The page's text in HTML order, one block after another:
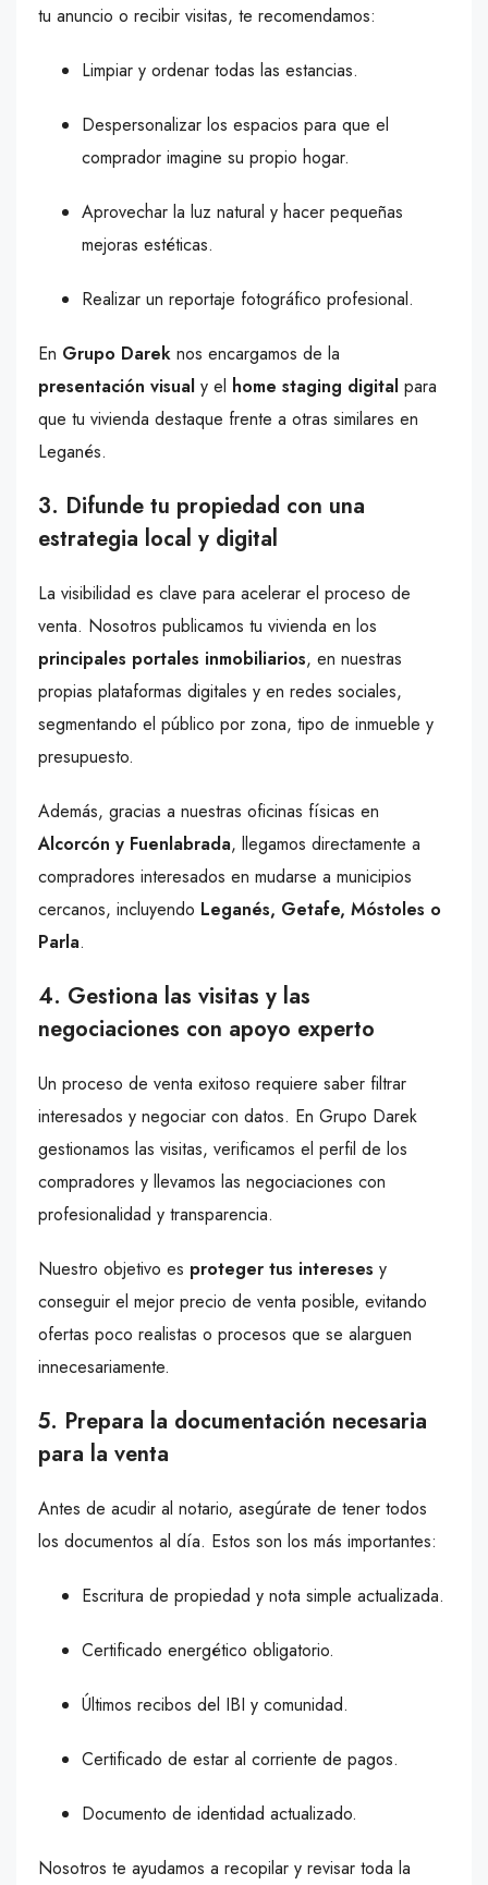
tu anuncio o recibir visitas, te recomendamos:
Limpiar y ordenar todas las estancias.
Despersonalizar los espacios para que el
comprador imagine su propio hogar.
Aprovechar la luz natural y hacer pequeñas
mejoras estéticas.
Realizar un reportaje fotográfico profesional.
En Grupo Darek nos encargamos de la
presentación visual y el home staging digital para
que tu vivienda destaque frente a otras similares en
Leganés.
3. Difunde tu propiedad con una
estrategia local y digital
La visibilidad es clave para acelerar el proceso de
venta. Nosotros publicamos tu vivienda en los
principales portales inmobiliarios, en nuestras
propias plataformas digitales y en redes sociales,
segmentando el público por zona, tipo de inmueble y
presupuesto.
Además, gracias a nuestras oficinas físicas en
Alcorcón y Fuenlabrada, llegamos directamente a
compradores interesados en mudarse a municipios
cercanos, incluyendo Leganés, Getafe, Móstoles o
Parla.
4. Gestiona las visitas y las
negociaciones con apoyo experto
Un proceso de venta exitoso requiere saber filtrar
interesados y negociar con datos. En Grupo Darek
gestionamos las visitas, verificamos el perfil de los
compradores y llevamos las negociaciones con
profesionalidad y transparencia.
Nuestro objetivo es proteger tus intereses y
conseguir el mejor precio de venta posible, evitando
ofertas poco realistas o procesos que se alarguen
innecesariamente.
5. Prepara la documentación necesaria
para la venta
Antes de acudir al notario, asegúrate de tener todos
los documentos al día. Estos son los más importantes:
Escritura de propiedad y nota simple actualizada.
Certificado energético obligatorio.
Últimos recibos del IBI y comunidad.
Certificado de estar al corriente de pagos.
Documento de identidad actualizado.
Nosotros te ayudamos a recopilar y revisar toda la